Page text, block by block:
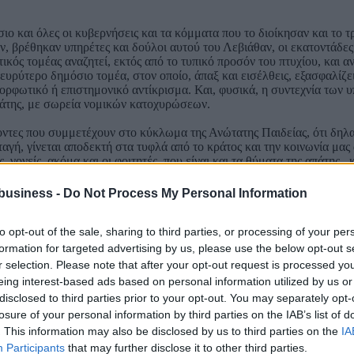
- Do Not Process My Personal Information
opt-out of the sale, sharing to third parties, or processing of your
for targeted advertising by us, please use the below opt-out
selection. Please note that after your opt-out request is processed
interest-based ads based on personal information utilized by us
to third parties prior to your opt-out. You may separately
of your personal information by third parties on the IAB’s list of
This information may also be disclosed by us to third parties on the
Participants that may further disclose it to other third parties.
και όλες οι κυβερνήσεις και τα κόμματα που το διοίκησαν και
υπηρέτες και δούλοι αυτού του Λεβιάθαν, οι
τομέας αναζητεί, εκτός από το τυπικό προσόν του πτυχίου, και
δημόσιο τομέα, στον οποίο, άπαξ και εισέλθεις,
ή επιστημονικό αντίκρισμα. Και, φυσικά, η συντεχνία
με σωρεία νομικών κατοχυρώσεων.
που συμμετέχουν στο κύκλωμα της Ανώτατης Παιδείας, ότι
γίνεται αποδεκτή στα τυφλά από το κράτος και την κοινωνία
ακόμα και οι φοιτητές, που είναι και τα θύματα της απάτης
ανακύπτει θέμα αναβαθμίσεως της Παιδείας που παρέχουν τα
τους, να μορφωθούν, αλλά απλώς να προετοιμασθούν για
το ίδιο παράγει και αναπαράγει, ο Γιάννης Μαρίνος καταλήγει:
ιδεολογική επανάσταση στον τόπο μας. Αλλά επιτέλους δεν
και της Ανατολής; Το σύστημα που έχουμε είναι μοναδικό
μάς κρατούν αγράμματους; Και γιατί τούς βοηθούν οι
ιδιωτικών τομέων της παραγωγής και της οικονομικής
και πάλι στο εξωτερικό…».
όλα αυτά φταίνε οι …τοκογλύφοι και ο νεοφιλελευθερισμός. Γιατί